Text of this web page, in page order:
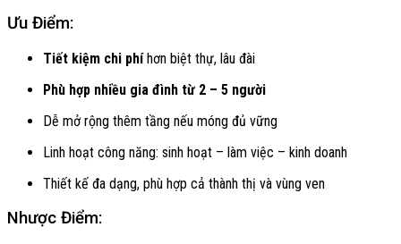
Ưu Điểm:
Tiết kiệm chi phíhơn biệt thự, lâu đài
Phù hợp nhiều gia đình từ 2 – 5 người
Dễ mở rộng thêm tầng nếu móng đủ vững
Linh hoạt công năng: sinh hoạt – làm việc – kinh doanh
Thiết kế đa dạng, phù hợp cả thành thị và vùng ven
Nhược Điểm: